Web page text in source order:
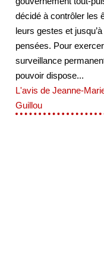
décidé à contrôler les
leurs gestes et
pensées. Pour
surveillance
pouvoir dispose...
L'avis de Jeanne-
Guillou